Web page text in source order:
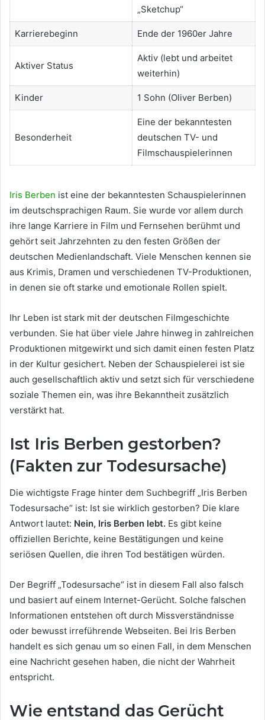
„Sketchup“
Karrierebeginn Ende der 1960er Jahre
Aktiver Status
Aktiv (lebt und arbeitet
weiterhin)
Kinder 1 Sohn (Oliver Berben)
Besonderheit
Eine der bekanntesten
deutschen TV- und
Filmschauspielerinnen
Iris Berben ist eine der bekanntesten Schauspielerinnen
im deutschsprachigen Raum. Sie wurde vor allem durch
ihre lange Karriere in Film und Fernsehen berühmt und
gehört seit Jahrzehnten zu den festen Größen der
deutschen Medienlandschaft. Viele Menschen kennen sie
aus Krimis, Dramen und verschiedenen TV-Produktionen,
in denen sie oft starke und emotionale Rollen spielt.
Ihr Leben ist stark mit der deutschen Filmgeschichte
verbunden. Sie hat über viele Jahre hinweg in zahlreichen
Produktionen mitgewirkt und sich damit einen festen Platz
in der Kultur gesichert. Neben der Schauspielerei ist sie
auch gesellschaftlich aktiv und setzt sich für verschiedene
soziale Themen ein, was ihre Bekanntheit zusätzlich
verstärkt hat.
Ist Iris Berben gestorben?
(Fakten zur Todesursache)
Die wichtigste Frage hinter dem Suchbegriff „Iris Berben
Todesursache“ ist: Ist sie wirklich gestorben? Die klare
Antwort lautet: Nein, Iris Berben lebt. Es gibt keine
offiziellen Berichte, keine Bestätigungen und keine
seriösen Quellen, die ihren Tod bestätigen würden.
Der Begriff „Todesursache“ ist in diesem Fall also falsch
und basiert auf einem Internet-Gerücht. Solche falschen
Informationen entstehen oft durch Missverständnisse
oder bewusst irreführende Webseiten. Bei Iris Berben
handelt es sich genau um so einen Fall, in dem Menschen
eine Nachricht gesehen haben, die nicht der Wahrheit
entspricht.
Wie entstand das Gerücht